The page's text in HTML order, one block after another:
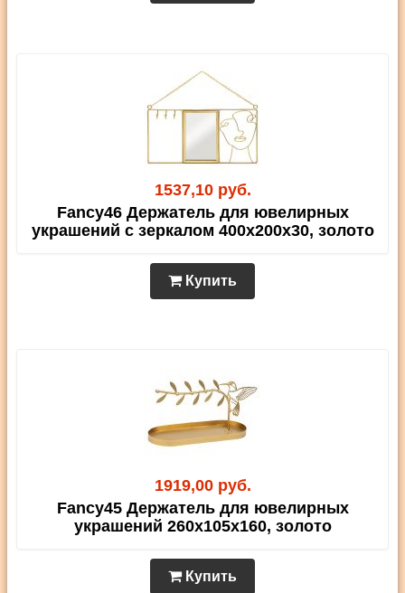
1537,10 руб.
Fancy46 Держатель для ювелирных
украшений с зеркалом 400х200х30, золото
Купить
1919,00 руб.
Fancy45 Держатель для ювелирных
украшений 260х105х160, золото
Купить